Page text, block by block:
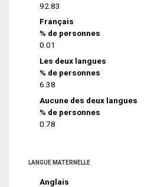
92.83
Français
% de personnes
0.01
Les deux langues
% de personnes
6.38
Aucune des deux langues
% de personnes
0.78
LANGUE MATERNELLE
Anglais